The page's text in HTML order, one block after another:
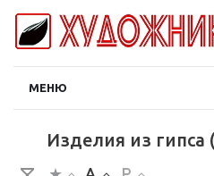
МЕНЮ
Изделия из